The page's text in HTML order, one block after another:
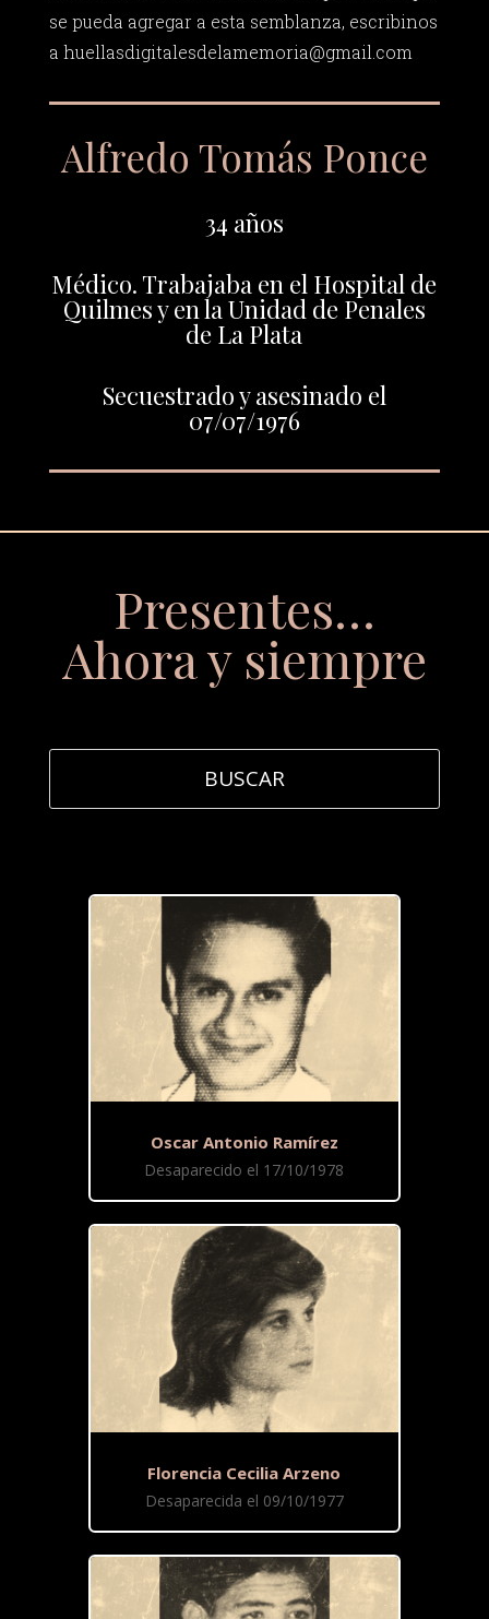
se pueda agregar a esta semblanza, escribinos
a huellasdigitalesdelamemoria@gmail.com
Alfredo Tomás Ponce
34 años
Médico. Trabajaba en el Hospital de
Quilmes y en la Unidad de Penales
de La Plata
Secuestrado y asesinado el
07/07/1976
Presentes…
Ahora y siempre
Oscar Antonio Ramírez
Desaparecido el 17/10/1978
Florencia Cecilia Arzeno
Desaparecida el 09/10/1977